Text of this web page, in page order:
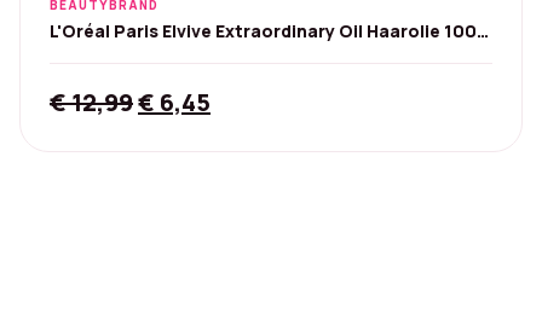
BEAUTYBRAND
L'Oréal Paris Elvive Extraordinary Oil Haarolie 100
€12,99Original
€ 6,45